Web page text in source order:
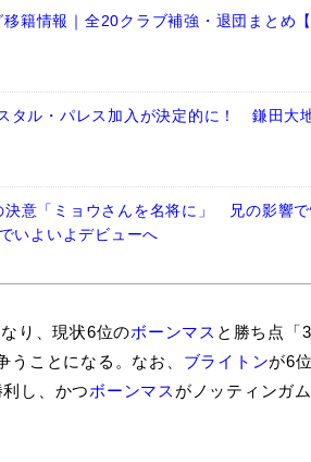
籍情報｜全20クラブ補強・退団まとめ
タル・パレス加入が決定的に！ 鎌田大
決意「ミョウさんを名将に」 兄の影響で
いよいよデビューへ
り、現状6位のボーンマス と勝ち点「
うことになる。なお、 ブライトンが6
し、かつボーンマス がノッティンガ